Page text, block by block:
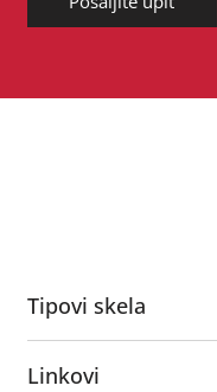
Tipovi skela
Pokretne skele
Linkovi